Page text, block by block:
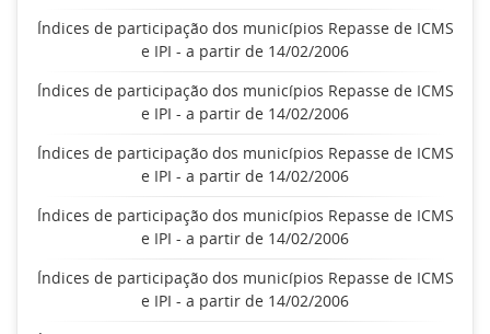
Índices de participação dos municípios Repasse de ICMS
e IPI - a partir de 14/02/2006
Índices de participação dos municípios Repasse de ICMS
e IPI - a partir de 14/02/2006
Índices de participação dos municípios Repasse de ICMS
e IPI - a partir de 14/02/2006
Índices de participação dos municípios Repasse de ICMS
e IPI - a partir de 14/02/2006
Índices de participação dos municípios Repasse de ICMS
e IPI - a partir de 14/02/2006